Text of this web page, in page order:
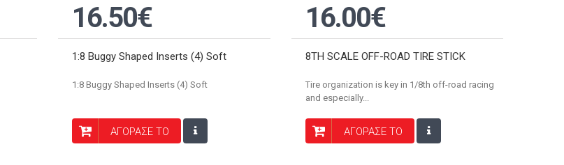
16.50€
1:8 Buggy Shaped Inserts (4) Soft
1:8 Buggy Shaped Inserts (4) Soft
ΑΓΟΡΑΣΕ ΤΟ
16.00€
8TH SCALE OFF-ROAD TIRE STICK
Tire organization is key in 1/8th off-road racing
and especially...
ΑΓΟΡΑΣΕ ΤΟ